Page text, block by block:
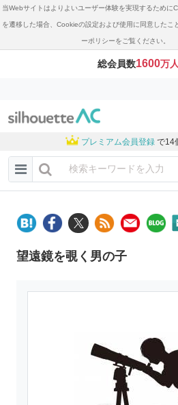
当Webサイトはよりよいユーザー体験を実現するために
を遷移した場合、Cookieの設定および使用に同意したこ
ーポリシーをご覧ください。
総会員数1600万人
プレミアム会員登録 で14
望遠鏡を覗く男の子